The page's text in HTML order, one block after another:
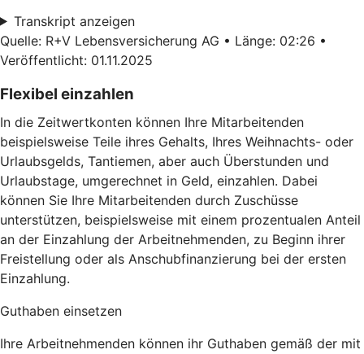
Transkript anzeigen
Quelle: R+V Lebensversicherung AG • Länge: 02:26 •
Veröffentlicht: 01.11.2025
Flexibel einzahlen
In die Zeitwertkonten können Ihre Mitarbeitenden
beispielsweise Teile ihres Gehalts, Ihres Weihnachts- oder
Urlaubsgelds, Tantiemen, aber auch Überstunden und
Urlaubstage, umgerechnet in Geld, einzahlen. Dabei
können Sie Ihre Mitarbeitenden durch Zuschüsse
unterstützen, beispielsweise mit einem prozentualen Anteil
an der Einzahlung der Arbeitnehmenden, zu Beginn ihrer
Freistellung oder als Anschubfinanzierung bei der ersten
Einzahlung.
Guthaben einsetzen
Ihre Arbeitnehmenden können ihr Guthaben gemäß der mit